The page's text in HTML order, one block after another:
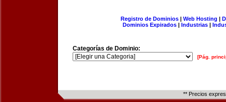
Registro de Dominios| Web Hosting |
Dominios Expirados | Industrias |
Categorías de Dominio:
[Pág.
** Precios